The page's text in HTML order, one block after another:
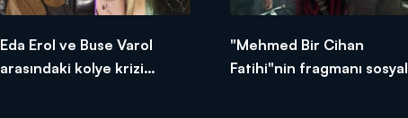
Eda Erol ve Buse Varol
arasındaki kolye krizi
"Mehmed Bir Cihan
Fatihi"nin fragmanı sosyal